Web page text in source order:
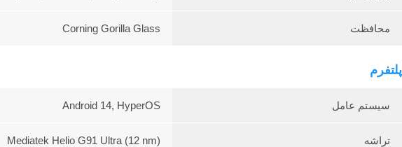
محافظت Corning Gorilla Glass
پلتفرم
سیستم عامل Android 14, HyperOS
تراشه Mediatek Helio G91 Ultra (12 nm)